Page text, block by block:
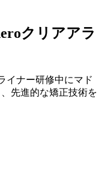
クリアアラ
イナー研修中にマド
先進的な矯正技術を